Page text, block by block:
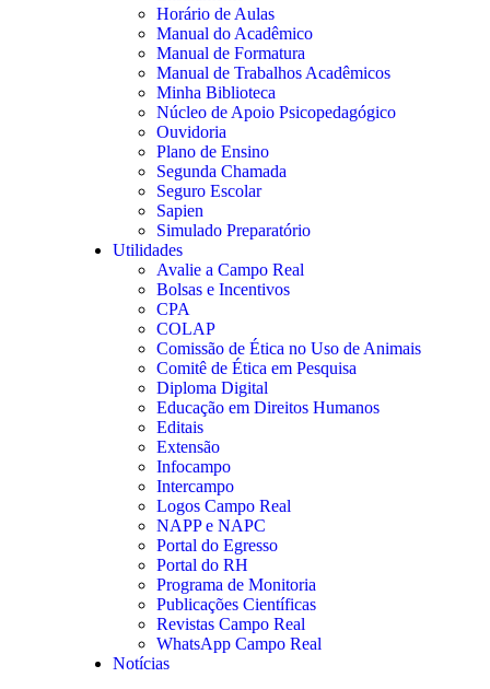
Horário de Aulas
Manual do Acadêmico
Manual de Formatura
Manual de Trabalhos Acadêmicos
Minha Biblioteca
Núcleo de Apoio Psicopedagógico
Ouvidoria
Plano de Ensino
Segunda Chamada
Seguro Escolar
Sapien
Simulado Preparatório
Utilidades
Avalie a Campo Real
Bolsas e Incentivos
CPA
COLAP
Comissão de Ética no Uso de Animais
Comitê de Ética em Pesquisa
Diploma Digital
Educação em Direitos Humanos
Editais
Extensão
Infocampo
Intercampo
Logos Campo Real
NAPP e NAPC
Portal do Egresso
Portal do RH
Programa de Monitoria
Publicações Científicas
Revistas Campo Real
WhatsApp Campo Real
Notícias